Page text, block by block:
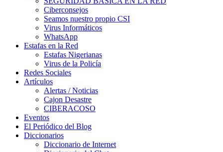
Ciberconsejos
Seamos nuestro propio CSI
Virus Informáticos
WhatsApp
Estafas en la Red
Estafas Nigerianas
Virus de la Policía
Redes Sociales
Artículos
Alertas / Noticias
Cajon Desastre
CIBERACOSO
Eventos
El Periódico del Blog
Diccionarios
Diccionario de Internet